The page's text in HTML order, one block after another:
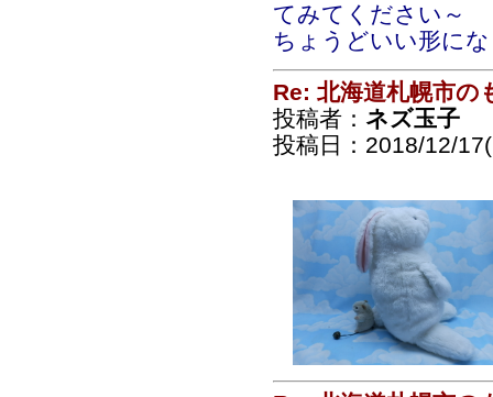
てみてください～
ちょうどいい形に
Re: 北海道札幌市の
投稿者： ネズ玉子
投稿日：2018/12/